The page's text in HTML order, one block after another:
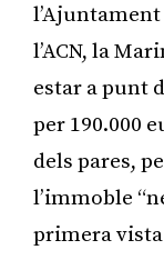
l’ACN, la
estar a punt
per 190.000
dels pares,
l’immoble
primera vista